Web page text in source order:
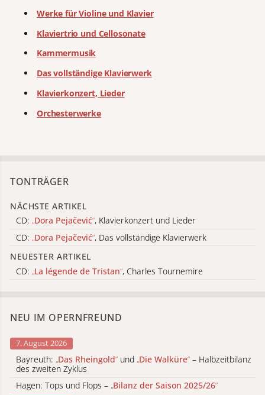
Werke für Violine und Klavier
Klaviertrio und Cellosonate
Kammermusik
Das vollständige Klavierwerk
Klavierkonzert, Lieder
Orchesterwerke
TONTRÄGER
NÄCHSTE ARTIKEL
CD: „Dora Pejačević“, Klavierkonzert und Lieder
CD: „Dora Pejačević“, Das vollständige Klavierwerk
NEUESTER ARTIKEL
CD: „La légende de Tristan“, Charles Tournemire
NEU IM OPERNFREUND
7. August 2026
Bayreuth: „Das Rheingold“ und „Die Walküre“ – Halbzeitbilanz
des zweiten Zyklus
Hagen: Tops und Flops – „Bilanz der Saison 2025/26“